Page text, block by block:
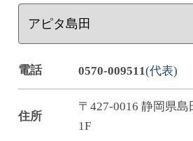
電話 0570-009511(代表)
住所
〒427-0016 静岡県
1F